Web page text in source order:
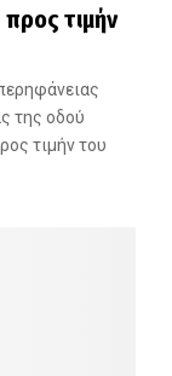
τιμήν
της οδού
τιμήν του